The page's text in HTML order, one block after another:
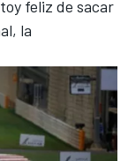
feliz de sacar
la